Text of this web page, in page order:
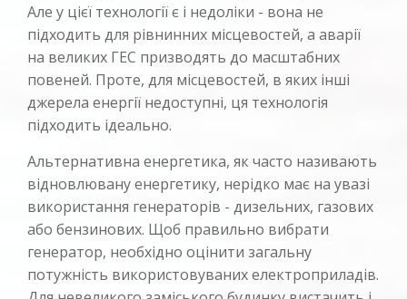
Але у цієї технології є і недоліки - вона не
підходить для рівнинних місцевостей, а аварії
на великих ГЕС призводять до масштабних
повеней. Проте, для місцевостей, в яких інші
джерела енергії недоступні, ця технологія
підходить ідеально.
Альтернативна енергетика, як часто називають
відновлювану енергетику, нерідко має на увазі
використання генераторів - дизельних, газових
або бензинових. Щоб правильно вибрати
генератор, необхідно оцінити загальну
потужність використовуваних електроприладів.